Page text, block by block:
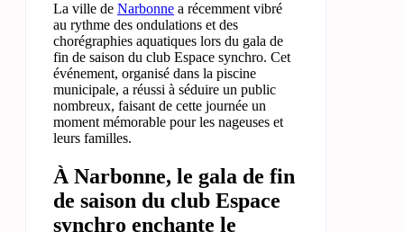
La ville de Narbonne a récemment vibré
au rythme des ondulations et des
chorégraphies aquatiques lors du gala de
fin de saison du club Espace synchro. Cet
événement, organisé dans la piscine
municipale, a réussi à séduire un public
nombreux, faisant de cette journée un
moment mémorable pour les nageuses et
leurs familles.
À Narbonne, le gala de fin
de saison du club Espace
synchro enchante le